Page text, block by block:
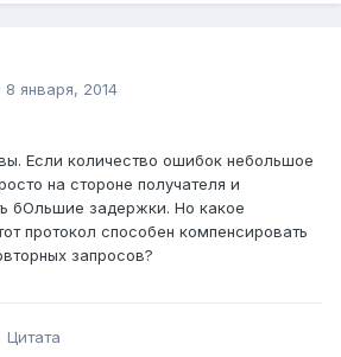
8 января, 2014
Если количество ошибок небольшое
на стороне получателя и
бОльшие задержки. Но какое
протокол способен компенсировать
запросов?
Цитата